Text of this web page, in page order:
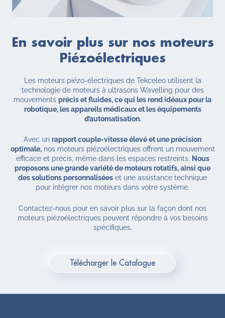
En savoir plus sur nos moteurs
Piézoélectriques
Les moteurs piézo-électriques de Tekceleo utilisent la
technologie de moteurs à ultrasons Wavelling pour des
mouvements précis et fluides, ce qui les rend idéaux pour la
robotique, les appareils médicaux et les équipements
d’automatisation.
Avec un rapport couple-vitesse élevé et une précision
optimale,nos moteurs piézoélectriques offrent un mouvement
efficace et précis, même dans les espaces restreints. Nous
proposons une grande variété de moteurs rotatifs, ainsi que
des solutions personnalisées et une assistance technique
pour intégrer nos moteurs dans votre système.
Contactez-nous pour en savoir plus sur la façon dont nos
moteurs piézoélectriques peuvent répondre à vos besoins
spécifiques.
Télécharger le Catalogue